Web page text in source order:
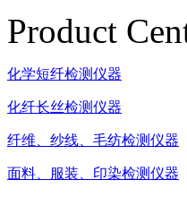
Product
化学短纤检测仪器
化纤长丝检测仪器
纤维、纱线、毛纺检测仪器
面料、服装、印染检测仪器